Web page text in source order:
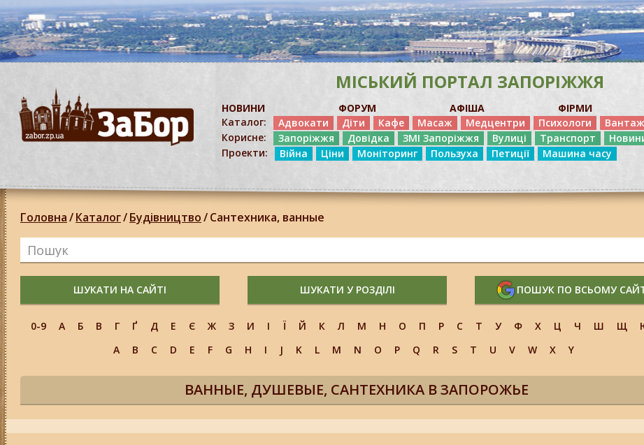
МІСЬКИЙ ПОРТАЛ ЗАПОРІЖЖЯ
НОВИНИ ФОРУМ АФІША ФІРМИ
Каталог:
Адвокати Діти Кафе Масаж Медцентри Психологи
Корисне:
Запоріжжя Довідка ЗМІ Запоріжжя Вулиці Транспорт
Проекти:
Війна Ціни Моніторинг Пользуха Петиції Машина часу
Головна/Каталог/Будівництво/Сантехника, ванные
ШУКАТИ НА САЙТІ ШУКАТИ У РОЗДІЛІ ПОШУК ПО ВСЬОМУ
0-9 А Б В Г Ґ Д Е Є Ж З И І Ї Й К Л М Н О П Р С Т У Ф Х Ц Ч Ш Щ
A
B C D E F G H I J K L M N O P Q R S T U V W X Y
ВАННЫЕ, ДУШЕВЫЕ, САНТЕХНИКА В ЗАПОРОЖЬЕ